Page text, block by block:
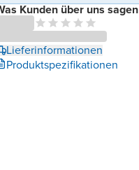
Kunden über uns sagen
Lieferinformationen
Produktspezifikationen